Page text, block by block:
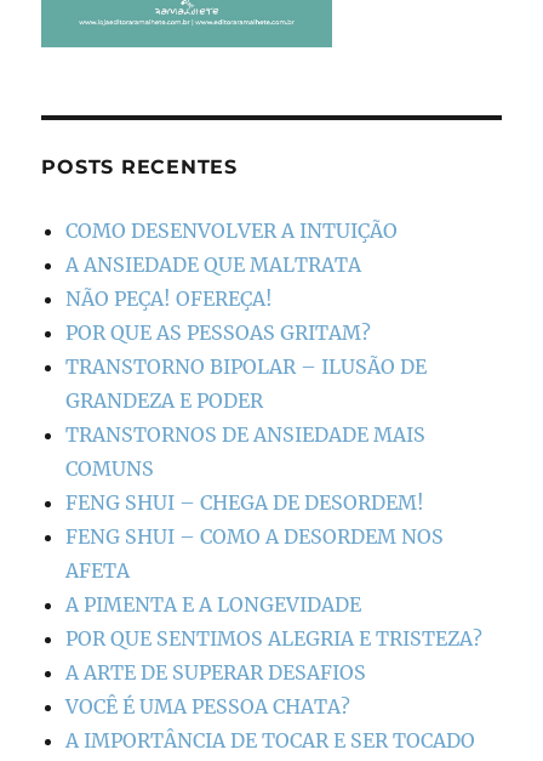
POSTS RECENTES
COMO DESENVOLVER A INTUIÇÃO
A ANSIEDADE QUE MALTRATA
NÃO PEÇA! OFEREÇA!
POR QUE AS PESSOAS GRITAM?
TRANSTORNO BIPOLAR – ILUSÃO DE
GRANDEZA E PODER
TRANSTORNOS DE ANSIEDADE MAIS
COMUNS
FENG SHUI – CHEGA DE DESORDEM!
FENG SHUI – COMO A DESORDEM NOS
AFETA
A PIMENTA E A LONGEVIDADE
POR QUE SENTIMOS ALEGRIA E TRISTEZA?
A ARTE DE SUPERAR DESAFIOS
VOCÊ É UMA PESSOA CHATA?
A IMPORTÂNCIA DE TOCAR E SER TOCADO